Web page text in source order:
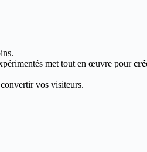
met tout en œuvre pour
vos visiteurs.